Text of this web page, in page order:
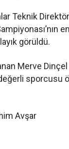
Teknik
görüldü.
Merve Dinçel
sporcusu
Avşar